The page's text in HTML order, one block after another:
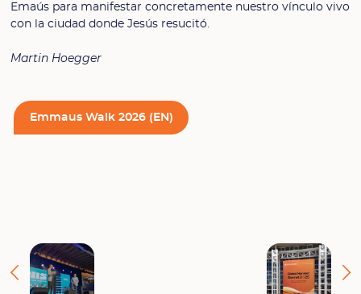
Emaús para manifestar concretamente nuestro vínculo vivo
con la ciudad donde Jesús resucitó.
Martin Hoegger
Emmaus Walk 2026 (EN)